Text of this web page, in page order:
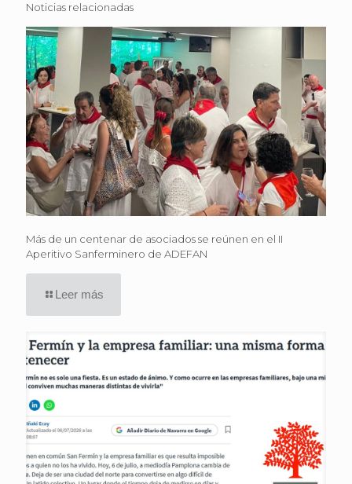
Noticias relacionadas
Más de un centenar de asociados se reúnen en el II
Aperitivo Sanferminero de ADEFAN
Leer más